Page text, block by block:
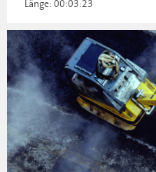
Länge: 00:03:23